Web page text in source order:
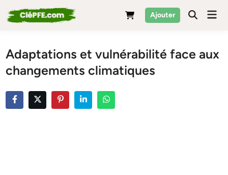
to
Ajouter
Adaptations et vulnérabilité face aux
changements climatiques